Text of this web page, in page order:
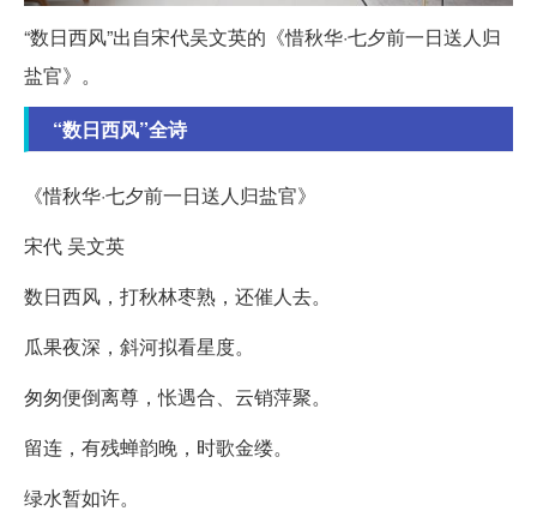
“数日西风”出自宋代吴文英的《惜秋华·七夕前一日送人归
盐官》。
“数日西风”全诗
《惜秋华·七夕前一日送人归盐官》
宋代 吴文英
数日西风，打秋林枣熟，还催人去。
瓜果夜深，斜河拟看星度。
匆匆便倒离尊，怅遇合、云销萍聚。
留连，有残蝉韵晚，时歌金缕。
绿水暂如许。